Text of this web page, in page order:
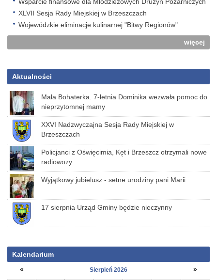
XLVII Sesja Rady Miejskiej w Brzeszczach
Wojewódzkie eliminacje kulinarnej "Bitwy Regionów"
więcej
Aktualności
Mała Bohaterka. 7-letnia Dominika wezwała pomoc do
nieprzytomnej mamy
XXVI Nadzwyczajna Sesja Rady Miejskiej w
Brzeszczach
Policjanci z Oświęcimia, Kęt i Brzeszcz otrzymali nowe
radiowozy
Wyjątkowy jubielusz - setne urodziny pani Marii
17 sierpnia Urząd Gminy będzie nieczynny
Kalendarium
«
Sierpień 2026
»